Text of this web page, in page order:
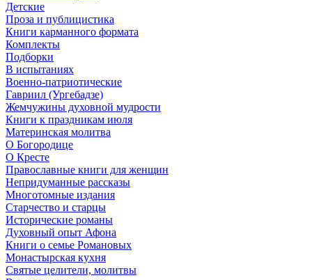
Детские
Проза и публицистика
Книги карманного формата
Комплекты
Подборки
В испытаниях
Военно-патриотические
Гавриил (Ургебадзе)
Жемчужины духовной мудрости
Книги к праздникам июля
Материнская молитва
О Богородице
О Кресте
Православные книги для женщин
Непридуманные рассказы
Многотомные издания
Старчество и старцы
Исторические романы
Духовный опыт Афона
Книги о семье Романовых
Монастырская кухня
Святые целители, молитвы